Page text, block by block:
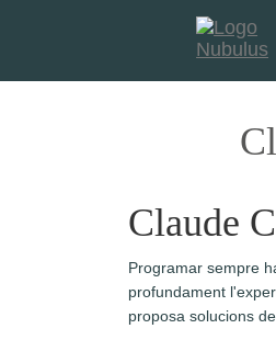
Claude
Programar sempre
profundament
proposa solucions